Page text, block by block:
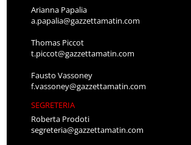
Arianna Papalia
a.papalia@gazzettamatin.com
Thomas Piccot
t.piccot@gazzettamatin.com
Fausto Vassoney
f.vassoney@gazzettamatin.com
SEGRETERIA
Roberta Prodoti
segreteria@gazzettamatin.com